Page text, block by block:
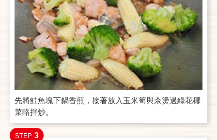
先將鮭魚塊下鍋香煎，接著放入玉米筍與汆燙過綠花椰
菜略拌炒。
STEP 3